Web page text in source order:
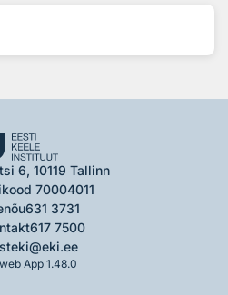
6, 10119 Tallinn
70004011
631 3731
617 7500
eki@eki.ee
App 1.48.0